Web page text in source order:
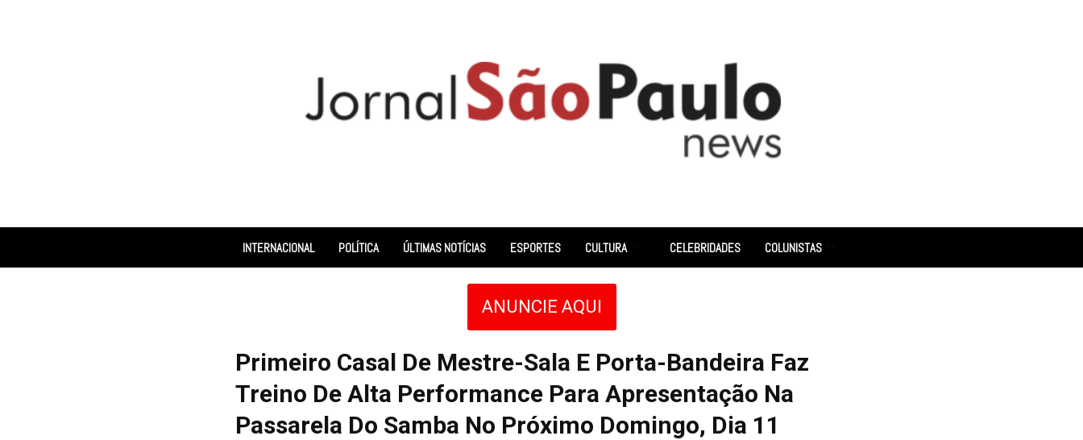
INTERNACIONAL POLÍTICA ÚLTIMAS NOTÍCIAS ESPORTES CULTURA CELEBRIDADES COLUNISTAS
ANUNCIE AQUI
Primeiro Casal De Mestre-Sala E Porta-Bandeira Faz
Treino De Alta Performance Para Apresentação Na
Passarela Do Samba No Próximo Domingo, Dia 11